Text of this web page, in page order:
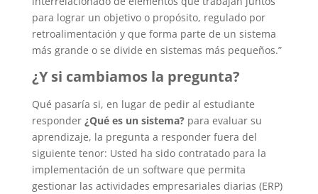
para lograr un objetivo o propósito, regulado por
retroalimentación y que forma parte de un sistema
más grande o se divide en sistemas más pequeños.”
¿Y si cambiamos la pregunta?
Qué pasaría si, en lugar de pedir al estudiante
responder ¿Qué es un sistema?para evaluar su
aprendizaje, la pregunta a responder fuera del
siguiente tenor: Usted ha sido contratado para la
implementación de un software que permita
gestionar las actividades empresariales diarias (ERP)